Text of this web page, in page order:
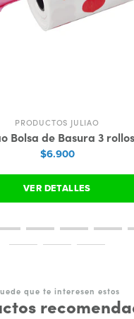
PRODUCTOS JULIAO
Bolsa de Basura 3
$6.900
VER DETALLES
que te interesen estos